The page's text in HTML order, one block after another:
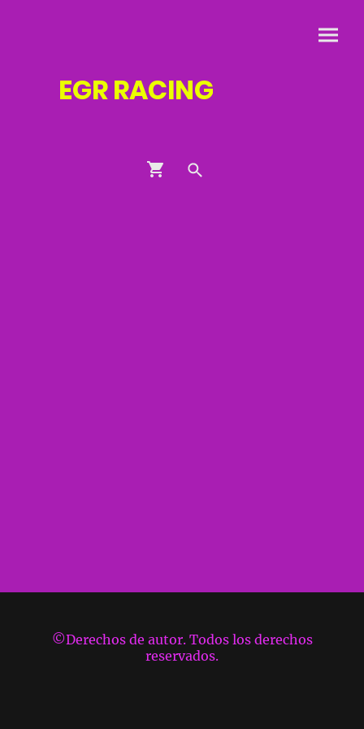
EGRRACING
©Derechos de autor. Todos los derechos
reservados.